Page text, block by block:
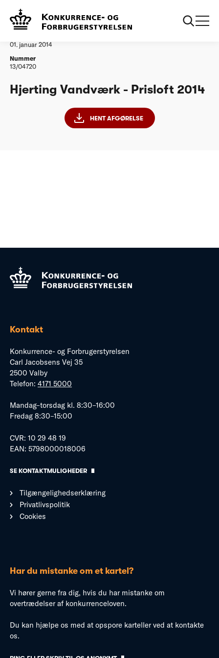
Vandtilsyn
01. januar 2014
Nummer
13/04720
Hjerting Vandværk - Prisloft 2014
HENT AFGØRELSE
Kontakt
Konkurrence- og Forbrugerstyrelsen
Carl Jacobsens Vej 35
2500 Valby
Telefon: 4171 5000
Mandag–torsdag kl. 8:30–16:00
Fredag 8:30–15:00
CVR: 10 29 48 19
EAN: 5798000018006
SE KONTAKTMULIGHEDER
Tilgængelighedserklæring
Privatlivspolitik
Cookies
Har du mistanke om et kartel?
Vi hører gerne fra dig, hvis du har mistanke om
overtrædelser af konkurrenceloven.
Du kan hjælpe os med at opspore karteller ved at kontakte
os.